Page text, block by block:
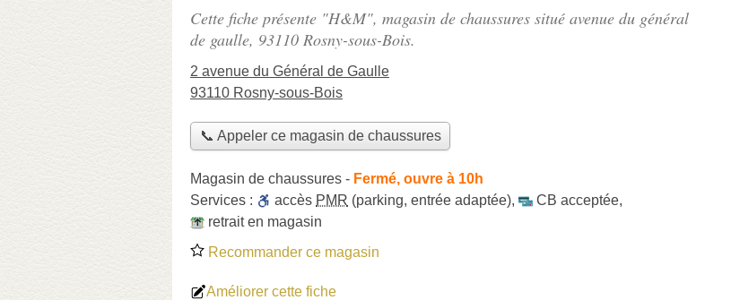
Cette fiche présente "H&M", magasin de chaussures situé avenue du général
de gaulle, 93110 Rosny-sous-Bois.
2 avenue du Général de Gaulle
93110 Rosny-sous-Bois
📞 Appeler ce magasin de chaussures
Magasin de chaussures - Fermé, ouvre à 10h
Services :
accès PMR (parking, entrée adaptée), CB acceptée,
retrait en magasin
Recommander ce magasin
Améliorer cette fiche